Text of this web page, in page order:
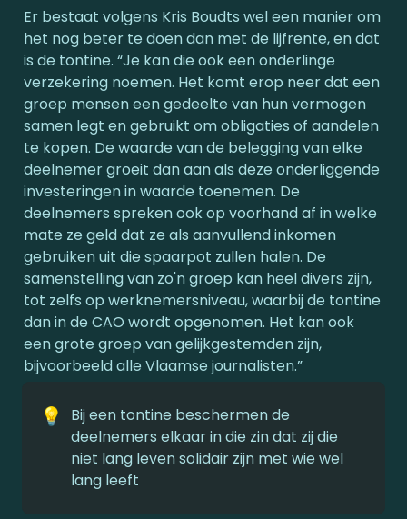
Er bestaat volgens Kris Boudts wel een manier om
het nog beter te doen dan met de lijfrente, en dat
is de tontine. “Je kan die ook een onderlinge
verzekering noemen. Het komt erop neer dat een
groep mensen een gedeelte van hun vermogen
samen legt en gebruikt om obligaties of aandelen
te kopen. De waarde van de belegging van elke
deelnemer groeit dan aan als deze onderliggende
investeringen in waarde toenemen. De
deelnemers spreken ook op voorhand af in welke
mate ze geld dat ze als aanvullend inkomen
gebruiken uit die spaarpot zullen halen. De
samenstelling van zo'n groep kan heel divers zijn,
tot zelfs op werknemersniveau, waarbij de tontine
dan in de CAO wordt opgenomen. Het kan ook
een grote groep van gelijkgestemden zijn,
bijvoorbeeld alle Vlaamse journalisten.”
💡
Bij een tontine beschermen de
deelnemers elkaar in die zin dat zij die
niet lang leven solidair zijn met wie wel
lang leeft